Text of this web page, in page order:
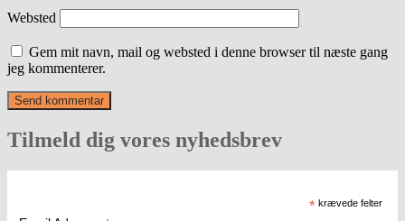
Websted
Gem mit navn, mail og websted i denne browser til næste gang
jeg kommenterer.
Tilmeld dig vores nyhedsbrev
* krævede felter